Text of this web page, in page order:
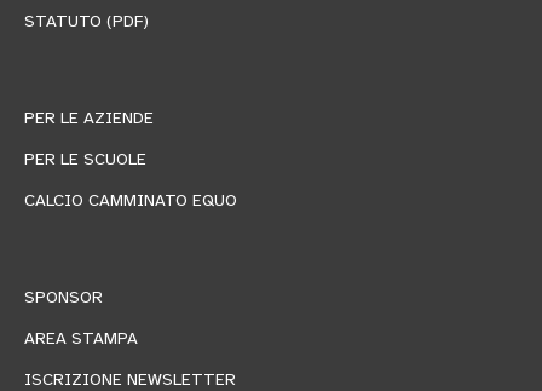
STATUTO (PDF)
PER LE AZIENDE
PER LE SCUOLE
CALCIO CAMMINATO EQUO
SPONSOR
AREA STAMPA
ISCRIZIONE NEWSLETTER